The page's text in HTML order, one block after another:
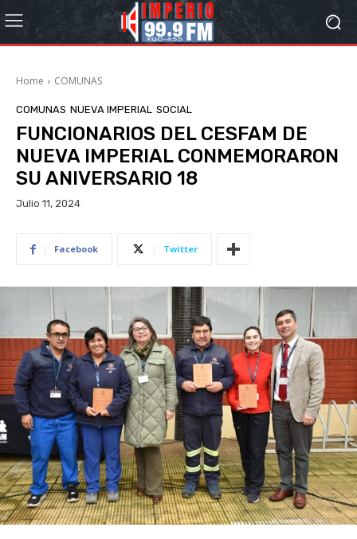
Home COMUNAS
COMUNAS NUEVA IMPERIAL SOCIAL
FUNCIONARIOS DEL CESFAM DE
NUEVA IMPERIAL CONMEMORARON
SU ANIVERSARIO 18
Julio 11, 2024
Facebook Twitter